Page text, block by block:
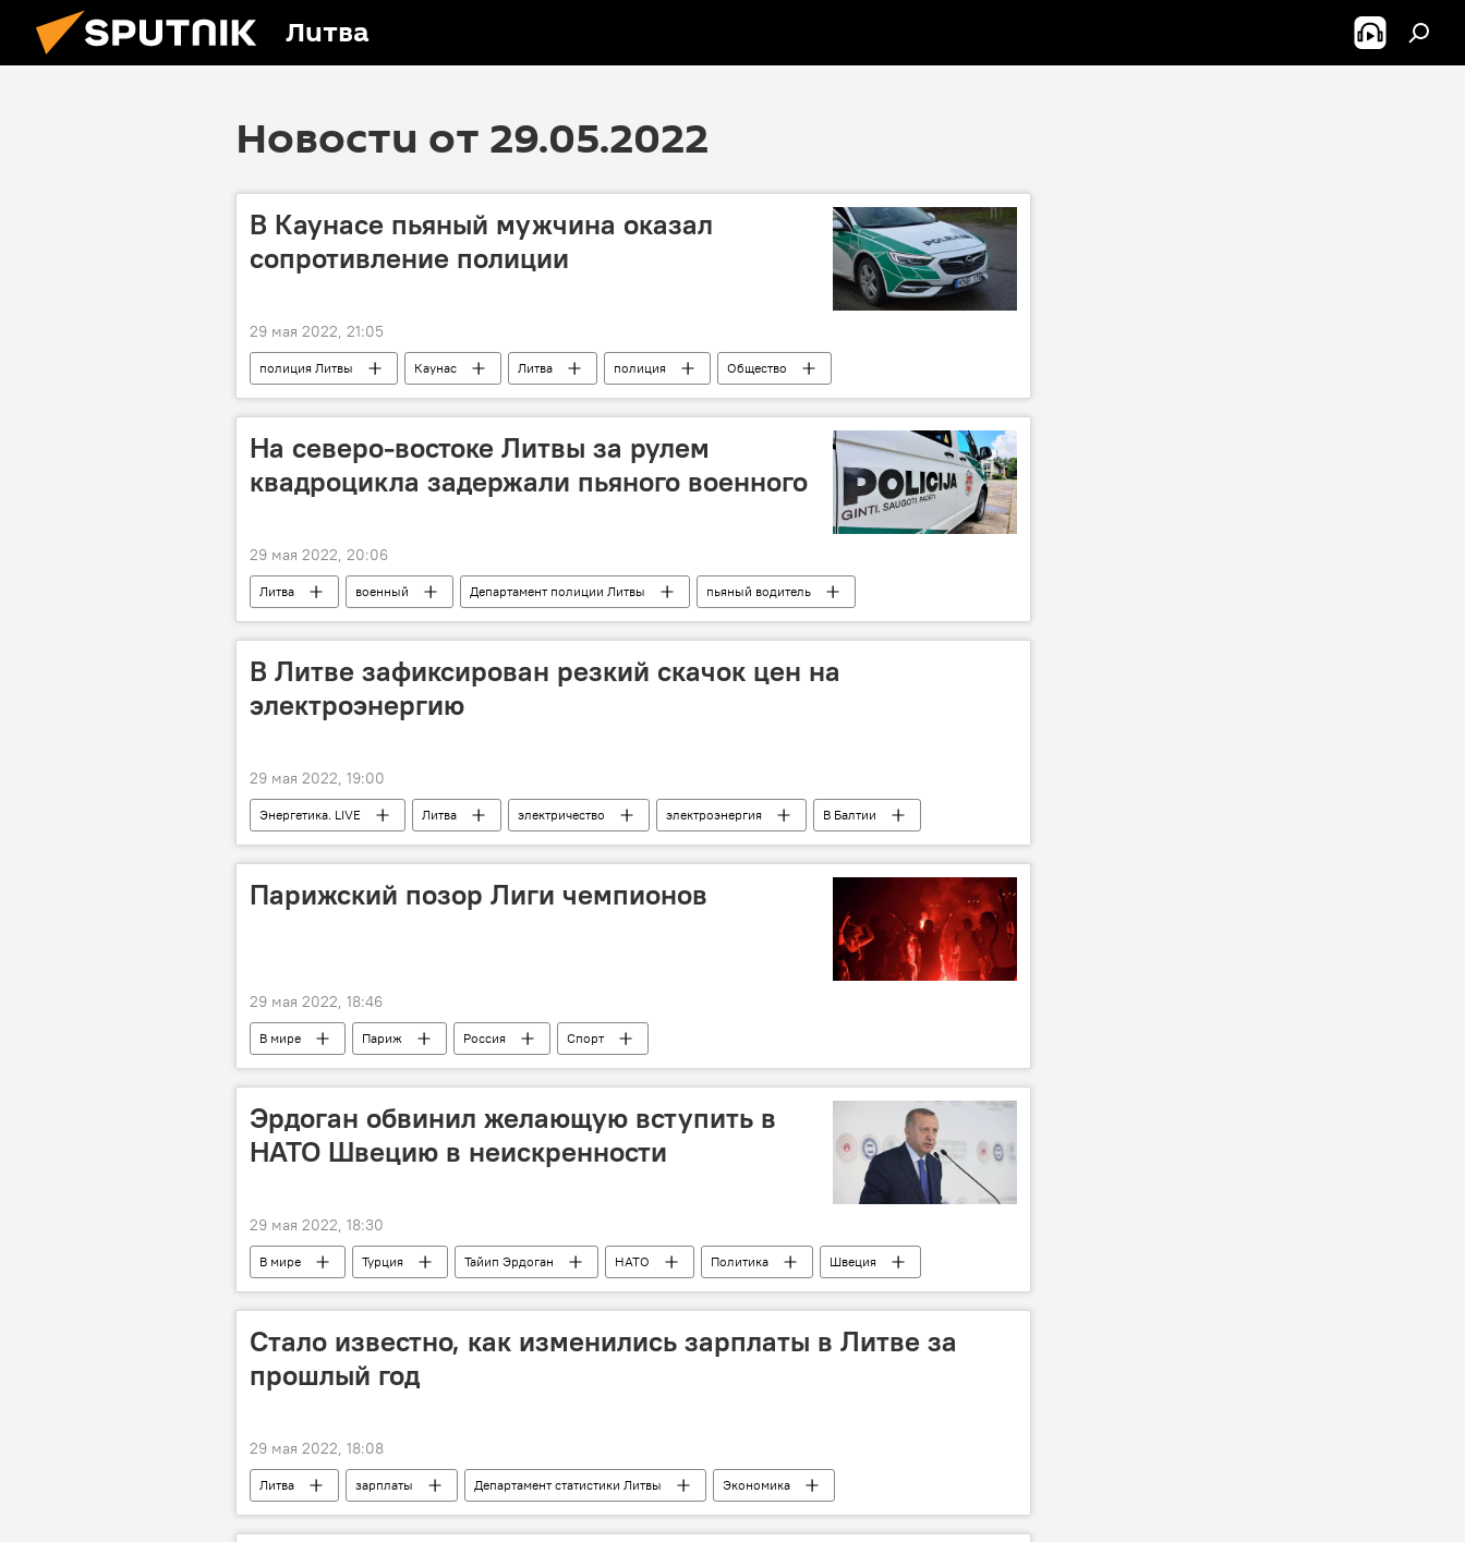
Литва
Новости от 29.05.2022
В Каунасе пьяный мужчина оказал
сопротивление полиции
29 мая 2022, 21:05
полиция Литвы Каунас Литва полиция Общество
На северо-востоке Литвы за рулем
квадроцикла задержали пьяного военного
29 мая 2022, 20:06
Литва военный Департамент полиции Литвы пьяный водитель
В Литве зафиксирован резкий скачок цен на
электроэнергию
29 мая 2022, 19:00
Энергетика. LIVE Литва электричество электроэнергия В Балтии
Парижский позор Лиги чемпионов
29 мая 2022, 18:46
В мире Париж Россия Спорт
Эрдоган обвинил желающую вступить в
НАТО Швецию в неискренности
29 мая 2022, 18:30
В мире Турция Тайип Эрдоган НАТО Политика Швеция
Стало известно, как изменились зарплаты в Литве за
прошлый год
29 мая 2022, 18:08
Литва зарплаты Департамент статистики Литвы Экономика